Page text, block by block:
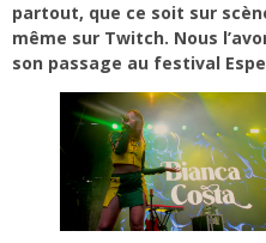
partout, que ce soit sur
même sur Twitch. Nous
son passage au festival